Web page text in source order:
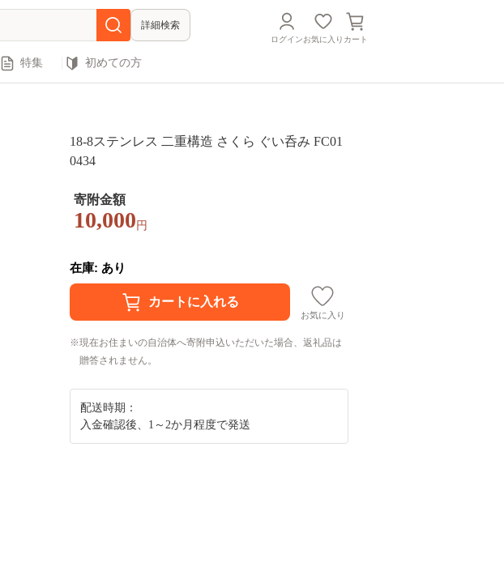
詳細検索
ログインお気に入り カート
特集 初めての方
18-8ステンレス 二重構造 さくら ぐい呑み FC01
0434
寄附金額
10,000 円
在庫: あり
お気に入り
現在お住まいの自治体へ寄附申込いただいた場合、返礼品は
贈答されません。
配送時期：
入金確認後、1～2か月程度で発送